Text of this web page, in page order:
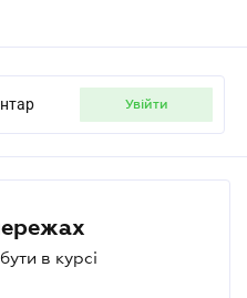
увійти
в курсі